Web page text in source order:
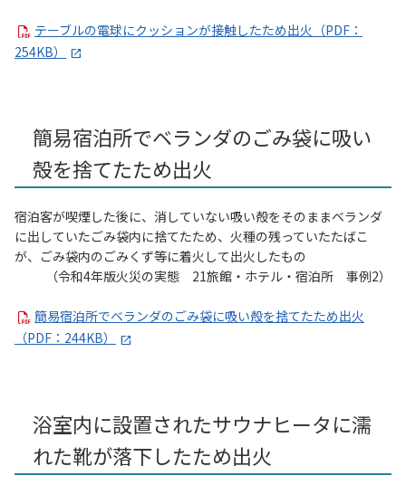
テーブルの電球にクッションが接触したため出火（PDF：
254KB）
簡易宿泊所でベランダのごみ袋に吸い
殻を捨てたため出火
宿泊客が喫煙した後に、消していない吸い殻をそのままベランダ
に出していたごみ袋内に捨てたため、火種の残っていたたばこ
が、ごみ袋内のごみくず等に着火して出火したもの
（令和4年版火災の実態 21旅館・ホテル・宿泊所 事例2）
簡易宿泊所でベランダのごみ袋に吸い殻を捨てたため出火
（PDF：244KB）
浴室内に設置されたサウナヒータに濡
れた靴が落下したため出火